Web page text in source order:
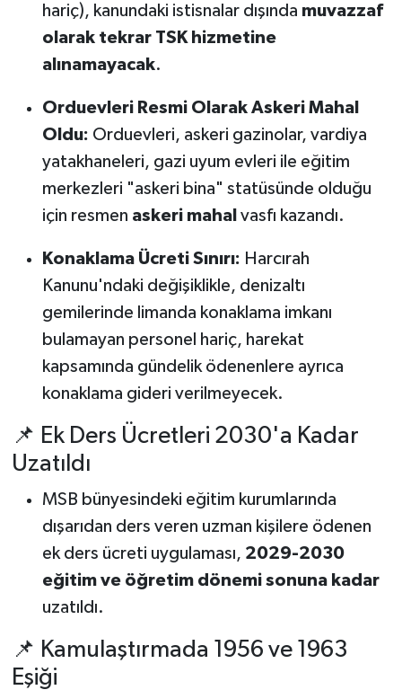
hariç), kanundaki istisnalar dışında muvazzaf
olarak tekrar TSK hizmetine
alınamayacak.
Orduevleri Resmi Olarak Askeri Mahal
Oldu: Orduevleri, askeri gazinolar, vardiya
yatakhaneleri, gazi uyum evleri ile eğitim
merkezleri "askeri bina" statüsünde olduğu
için resmen askeri mahal vasfı kazandı.
Konaklama Ücreti Sınırı: Harcırah
Kanunu'ndaki değişiklikle, denizaltı
gemilerinde limanda konaklama imkanı
bulamayan personel hariç, harekat
kapsamında gündelik ödenenlere ayrıca
konaklama gideri verilmeyecek.
📌 Ek Ders Ücretleri 2030'a Kadar
Uzatıldı
MSB bünyesindeki eğitim kurumlarında
dışarıdan ders veren uzman kişilere ödenen
ek ders ücreti uygulaması, 2029-2030
eğitim ve öğretim dönemi sonuna kadar
uzatıldı.
📌 Kamulaştırmada 1956 ve 1963
Eşiği